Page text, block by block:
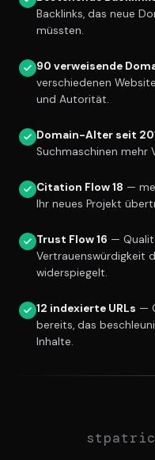
Backlinks, das neue
müssten.
90 verweisende
verschiedenen
und Autorität.
Domain-Alter seit
Suchmaschinen mehr
Citation Flow 18 —
Ihr neues Projekt
Trust Flow 16 —
Vertrauenswürdigkeit
widerspiegelt.
12 indexierte URLs —
bereits, das
Inhalte.